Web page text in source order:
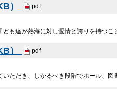
） pdf
ども達が熱海に対し愛情と誇りを持つ
） pdf
いただき、しかるべき段階でホール、